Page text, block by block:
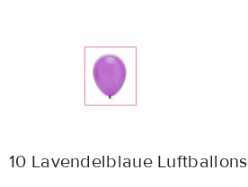
10 Lavendelblaue Luftballons